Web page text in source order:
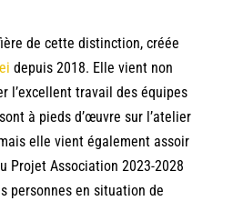
de cette distinction, créée
depuis 2018. Elle vient non
l’excellent travail des équipes
à pieds d’œuvre sur l’atelier
elle vient également assoir
Projet Association 2023-2028
personnes en situation de